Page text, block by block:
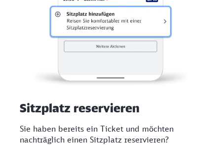
Sitzplatz reservieren
Sie haben bereits ein Ticket und möchten
nachträglich einen Sitzplatz reservieren?